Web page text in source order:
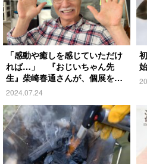
「感動や癒しを感じていただけ
れば…」 『おじいちゃん先
生』柴崎春通さんが、個展を開
催！
2024.07.24